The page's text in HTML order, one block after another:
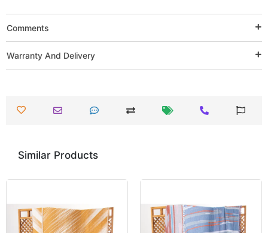
Comments
Warranty And Delivery
Similar Products